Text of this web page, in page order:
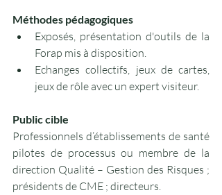
Méthodes pédagogiques
Exposés, présentation d'outils de la
Forap mis à disposition.
Echanges collectifs, jeux de cartes,
jeux de rôle avec un expert visiteur.
Public cible
Professionnels d’établissements de santé
pilotes de processus ou membre de la
direction Qualité – Gestion des Risques ;
présidents de CME ; directeurs.